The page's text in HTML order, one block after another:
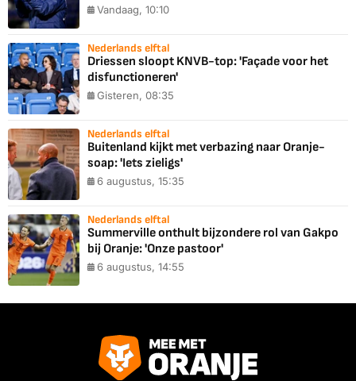
Vandaag, 10:10
Nederlands elftal
Driessen sloopt KNVB-top: 'Façade voor het
disfunctioneren'
Gisteren, 08:35
Nederlands elftal
Buitenland kijkt met verbazing naar Oranje-
soap: 'Iets zieligs'
6 augustus, 15:35
Nederlands elftal
Summerville onthult bijzondere rol van Gakpo
bij Oranje: 'Onze pastoor'
6 augustus, 14:55